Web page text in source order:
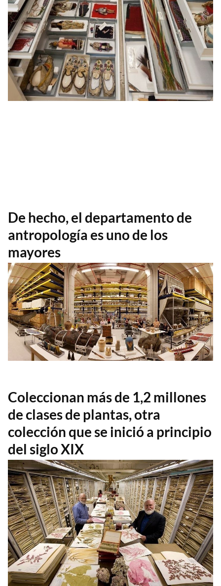
De hecho, el departamento de
antropología es uno de los
mayores
Coleccionan más de 1,2 millones
de clases de plantas, otra
colección que se inició a principio
del siglo XIX